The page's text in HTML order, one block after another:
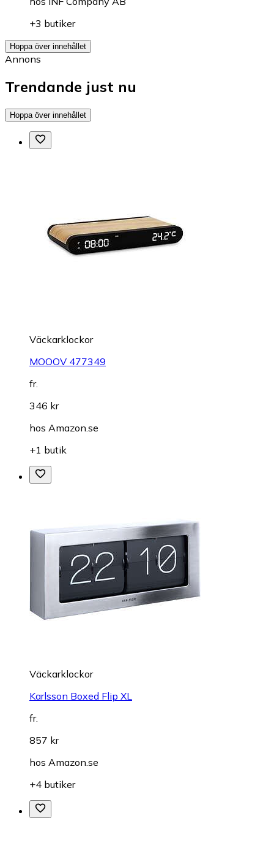
+3 butiker
Hoppa över innehållet
Annons
Trendande just nu
Hoppa över innehållet
Väckarklockor
MOOOV 477349
fr.
346 kr
hos Amazon.se
+1 butik
Väckarklockor
Karlsson Boxed Flip XL
fr.
857 kr
hos Amazon.se
+4 butiker